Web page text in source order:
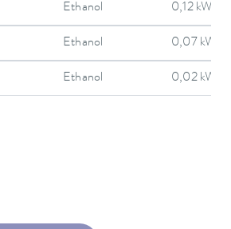
Ethanol 0,12 kW
Ethanol 0,07 kW
Ethanol 0,02 kW